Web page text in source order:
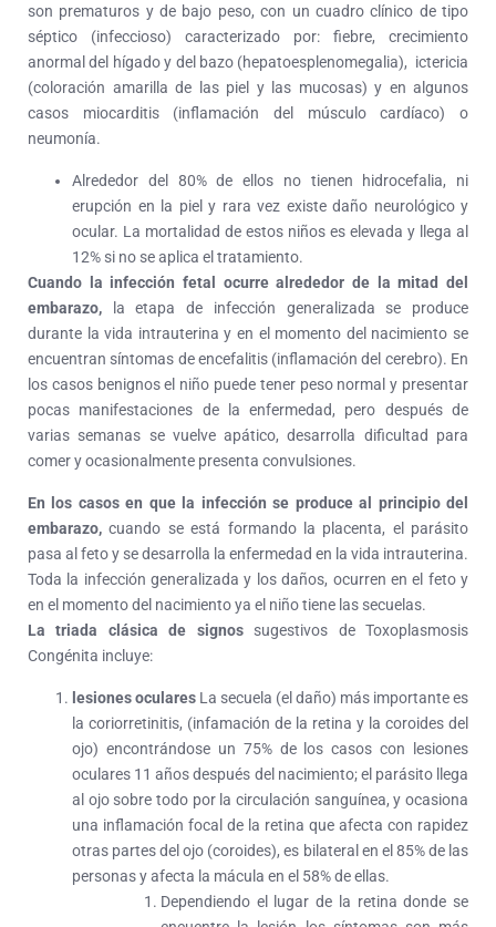
son prematuros y de bajo peso, con un cuadro clínico de tipo
séptico (infeccioso) caracterizado por: fiebre, crecimiento
anormal del hígado y del bazo (hepatoesplenomegalia), ictericia
(coloración amarilla de las piel y las mucosas) y en algunos
casos miocarditis (inflamación del músculo cardíaco) o
neumonía.
Alrededor del 80% de ellos no tienen hidrocefalia, ni
erupción en la piel y rara vez existe daño neurológico y
ocular. La mortalidad de estos niños es elevada y llega al
12% si no se aplica el tratamiento.
Cuando la infección fetal ocurre alrededor de la mitad del
embarazo, la etapa de infección generalizada se produce
durante la vida intrauterina y en el momento del nacimiento se
encuentran síntomas de encefalitis (inflamación del cerebro). En
los casos benignos el niño puede tener peso normal y presentar
pocas manifestaciones de la enfermedad, pero después de
varias semanas se vuelve apático, desarrolla dificultad para
comer y ocasionalmente presenta convulsiones.
En los casos en que la infección se produce al principio del
embarazo, cuando se está formando la placenta, el parásito
pasa al feto y se desarrolla la enfermedad en la vida intrauterina.
Toda la infección generalizada y los daños, ocurren en el feto y
en el momento del nacimiento ya el niño tiene las secuelas.
La triada clásica de signossugestivos de Toxoplasmosis
Congénita incluye:
lesiones oculares La secuela (el daño) más importante es
la coriorretinitis, (infamación de la retina y la coroides del
ojo) encontrándose un 75% de los casos con lesiones
oculares 11 años después del nacimiento; el parásito llega
al ojo sobre todo por la circulación sanguínea, y ocasiona
una inflamación focal de la retina que afecta con rapidez
otras partes del ojo (coroides), es bilateral en el 85% de las
personas y afecta la mácula en el 58% de ellas.
Dependiendo el lugar de la retina donde se